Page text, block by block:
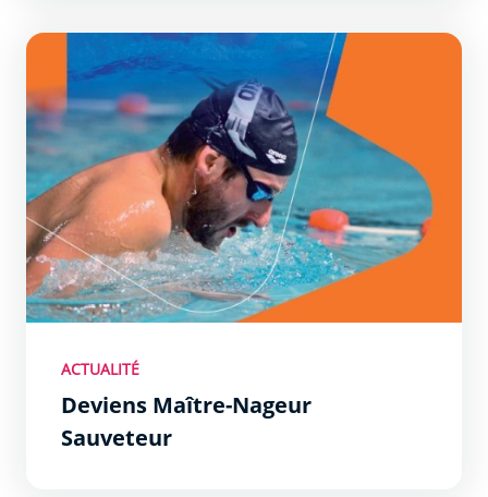
Deviens Maître-Nageur Sauveteur
ACTUALITÉ
Deviens Maître-Nageur
Sauveteur